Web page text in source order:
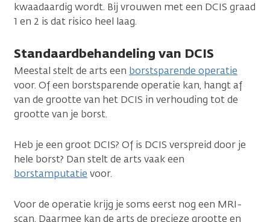
kwaadaardig wordt. Bij vrouwen met een DCIS graad
1 en 2 is dat risico heel laag.
Standaardbehandeling van DCIS
Meestal stelt de arts een borstsparende operatie
voor. Of een borstsparende operatie kan, hangt af
van de grootte van het DCIS in verhouding tot de
grootte van je borst.
Heb je een groot DCIS? Of is DCIS verspreid door je
hele borst? Dan stelt de arts vaak een
borstamputatie voor.
Voor de operatie krijg je soms eerst nog een MRI-
scan. Daarmee kan de arts de precieze grootte en